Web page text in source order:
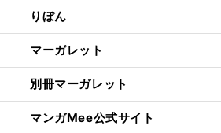
りぼん
マーガレット
別冊マーガレット
マンガMee公式サイト